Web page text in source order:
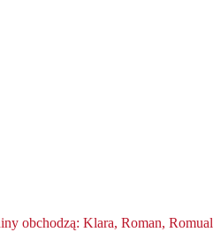
obchodzą: Klara, Roman,